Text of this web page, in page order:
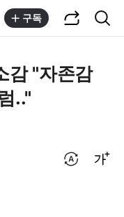
구독
감 "자존감
.."